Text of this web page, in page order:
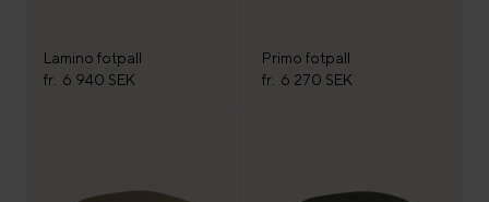
Lamino fotpall
fr. 6 940 SEK
Primo fotpall
fr. 6 270 SEK